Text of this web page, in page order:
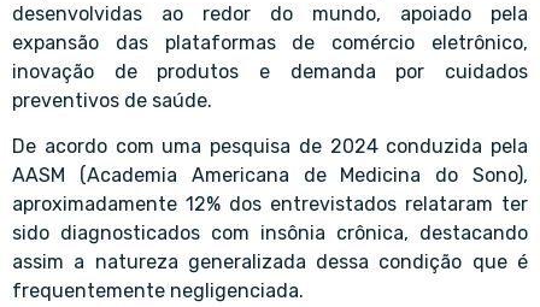
desenvolvidas ao redor do mundo, apoiado pela
expansão das plataformas de comércio eletrônico,
inovação de produtos e demanda por cuidados
preventivos de saúde.
De acordo com uma pesquisa de 2024 conduzida pela
AASM (Academia Americana de Medicina do Sono),
aproximadamente 12% dos entrevistados relataram ter
sido diagnosticados com insônia crônica, destacando
assim a natureza generalizada dessa condição que é
frequentemente negligenciada.